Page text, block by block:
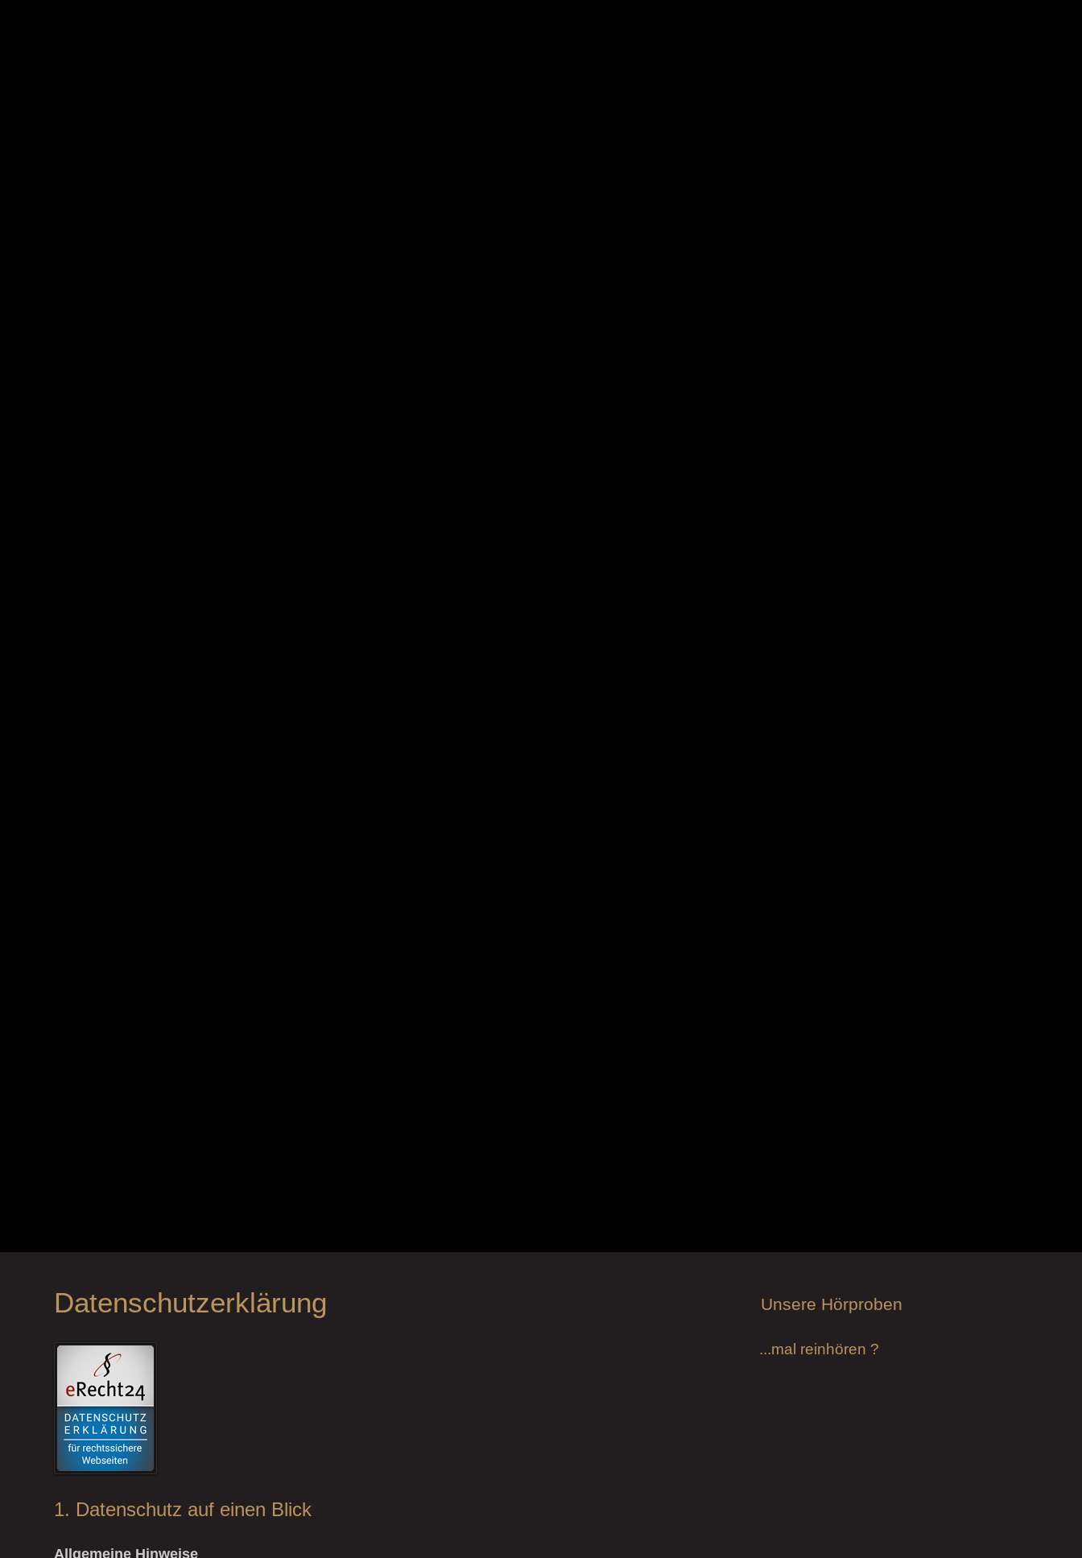
Datenschutzerklärung
1. Datenschutz auf einen Blick
Allgemeine Hinweise
Unsere Hörproben
...mal reinhören ?